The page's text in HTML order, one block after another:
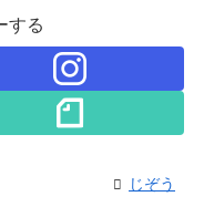
する
じぞう